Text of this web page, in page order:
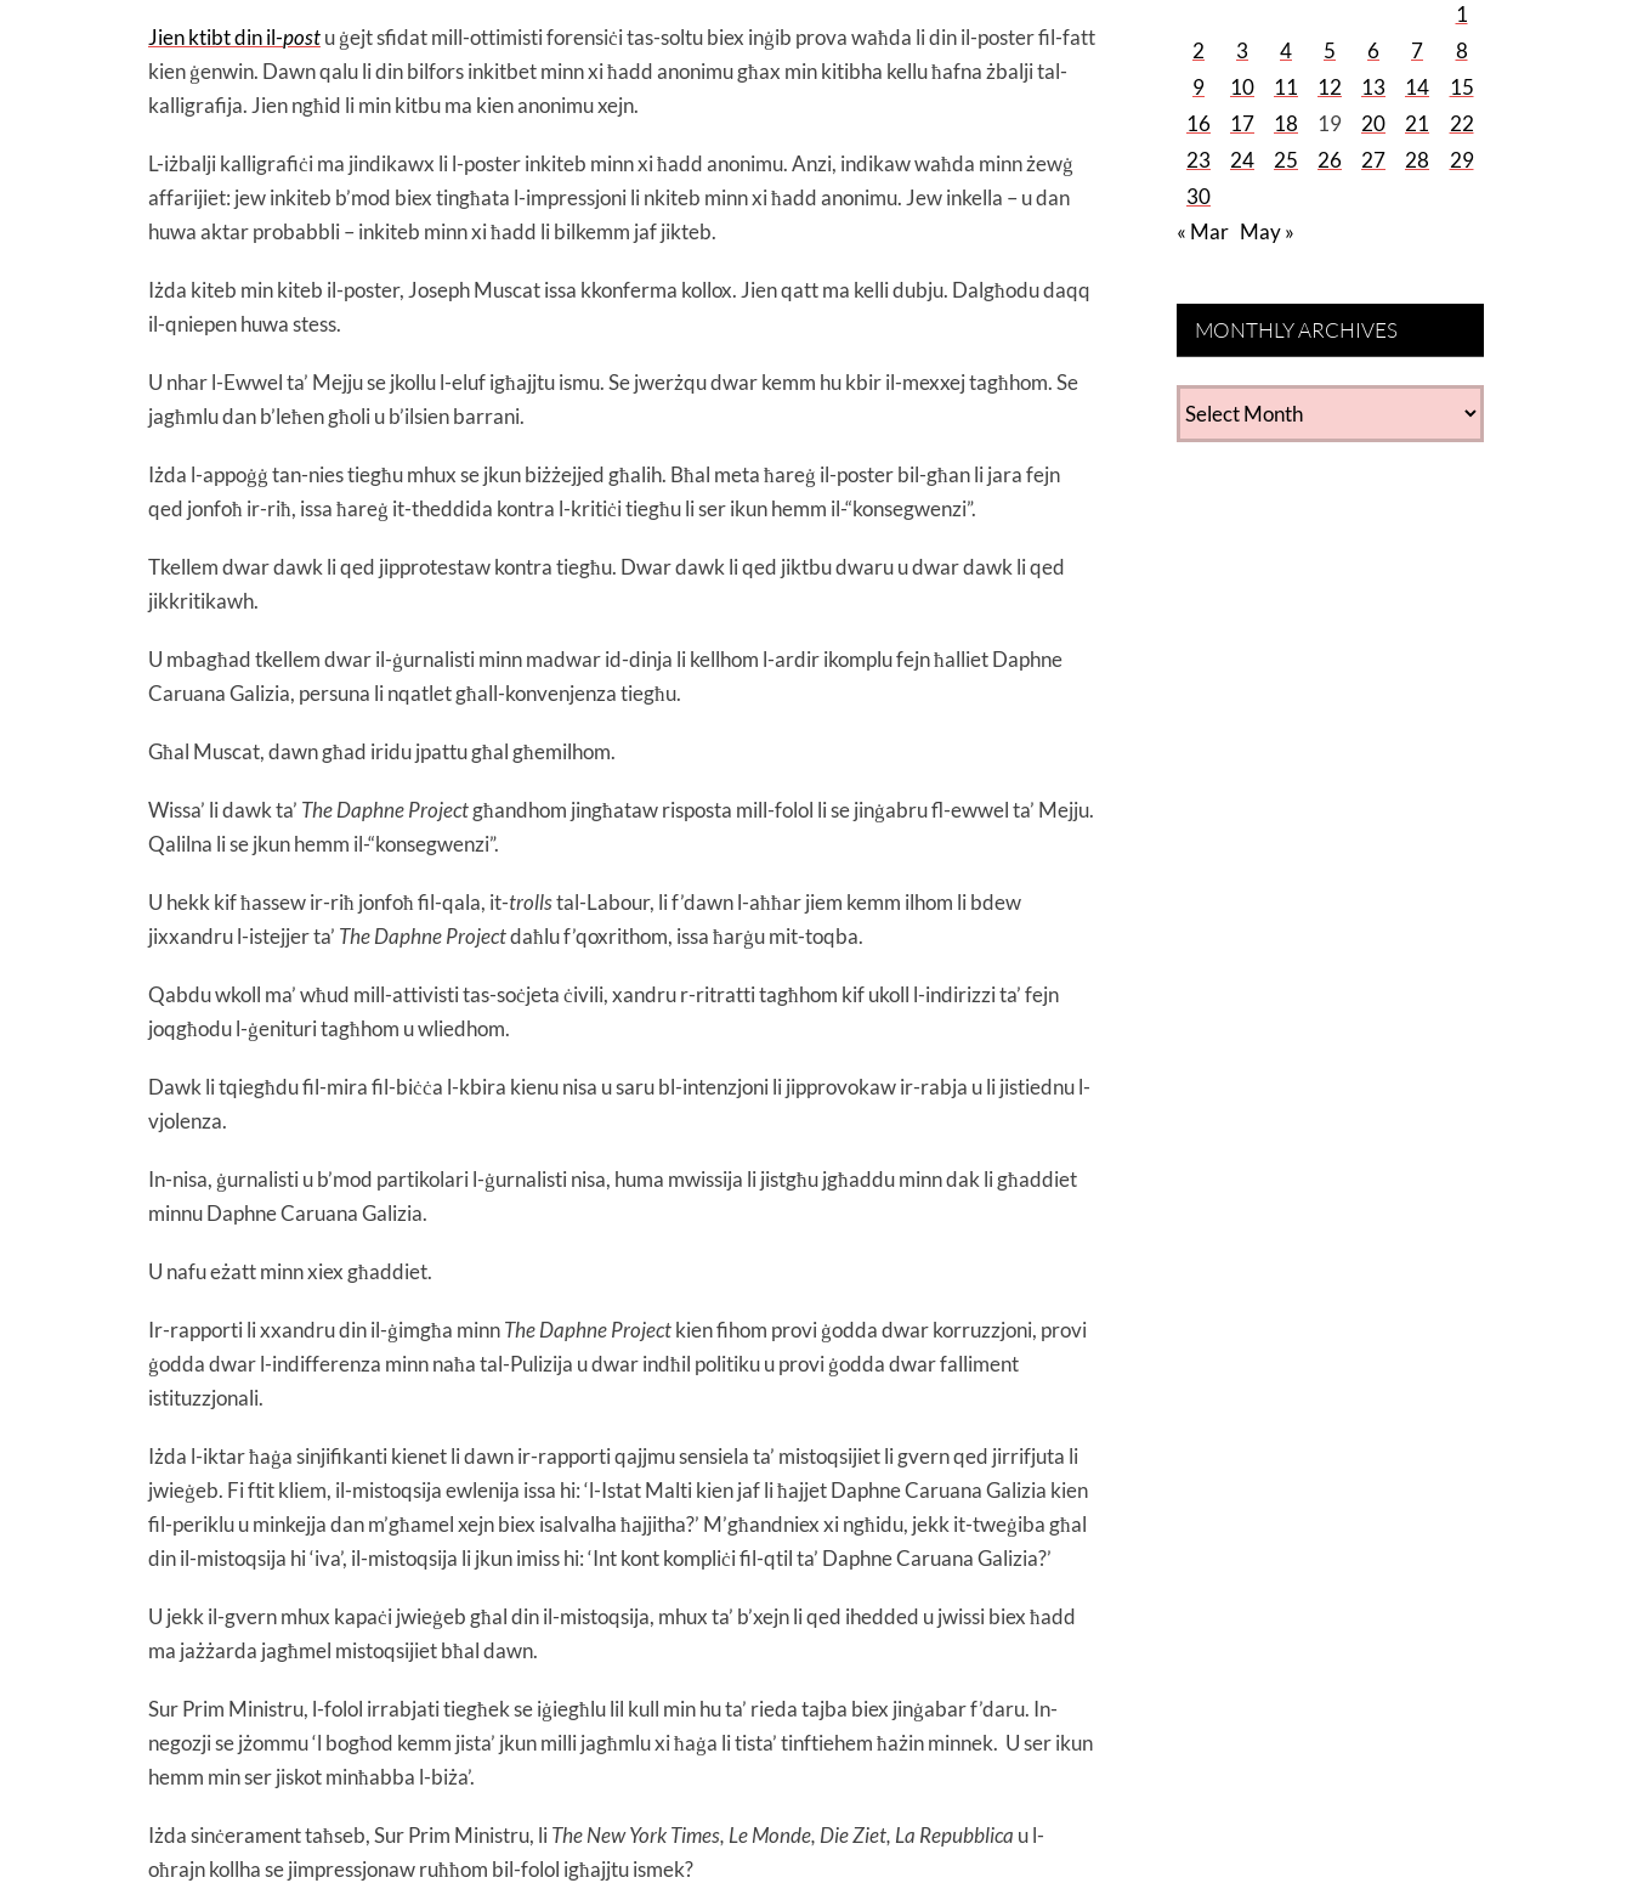
Jien ktibt din il-postu ġejt sfidat mill-ottimisti forensiċi tas-soltu biex inġib prova waħda li din il-poster fil-fatt
kien ġenwin. Dawn qalu li din bilfors inkitbet minn xi ħadd anonimu għax min kitibha kellu ħafna żbalji tal-
kalligrafija. Jien ngħid li min kitbu ma kien anonimu xejn.
L-iżbalji kalligrafiċi ma jindikawx li l-poster inkiteb minn xi ħadd anonimu. Anzi, indikaw waħda minn żewġ
affarijiet: jew inkiteb b’mod biex tingħata l-impressjoni li nkiteb minn xi ħadd anonimu. Jew inkella – u dan
huwa aktar probabbli – inkiteb minn xi ħadd li bilkemm jaf jikteb.
Iżda kiteb min kiteb il-poster, Joseph Muscat issa kkonferma kollox. Jien qatt ma kelli dubju. Dalgħodu daqq
il-qniepen huwa stess.
U nhar l-Ewwel ta’ Mejju se jkollu l-eluf igħajjtu ismu. Se jwerżqu dwar kemm hu kbir il-mexxej tagħhom. Se
jagħmlu dan b’leħen għoli u b’ilsien barrani.
Iżda l-appoġġ tan-nies tiegħu mhux se jkun biżżejjed għalih. Bħal meta ħareġ il-poster bil-għan li jara fejn
qed jonfoħ ir-riħ, issa ħareġ it-theddida kontra l-kritiċi tiegħu li ser ikun hemm il-“konsegwenzi”.
Tkellem dwar dawk li qed jipprotestaw kontra tiegħu. Dwar dawk li qed jiktbu dwaru u dwar dawk li qed
jikkritikawh.
U mbagħad tkellem dwar il-ġurnalisti minn madwar id-dinja li kellhom l-ardir ikomplu fejn ħalliet Daphne
Caruana Galizia, persuna li nqatlet għall-konvenjenza tiegħu.
Għal Muscat, dawn għad iridu jpattu għal għemilhom.
Wissa’ li dawk ta’ The Daphne Projectgħandhom jingħataw risposta mill-folol li se jinġabru fl-ewwel ta’ Mejju.
Qalilna li se jkun hemm il-“konsegwenzi”.
U hekk kif ħassew ir-riħ jonfoħ fil-qala, it-trollstal-Labour, li f’dawn l-aħħar jiem kemm ilhom li bdew
jixxandru l-istejjer ta’ The Daphne Projectdaħlu f’qoxrithom, issa ħarġu mit-toqba.
Qabdu wkoll ma’ wħud mill-attivisti tas-soċjeta ċivili, xandru r-ritratti tagħhom kif ukoll l-indirizzi ta’ fejn
joqgħodu l-ġenituri tagħhom u wliedhom.
Dawk li tqiegħdu fil-mira fil-biċċa l-kbira kienu nisa u saru bl-intenzjoni li jipprovokaw ir-rabja u li jistiednu l-
vjolenza.
In-nisa, ġurnalisti u b’mod partikolari l-ġurnalisti nisa, huma mwissija li jistgħu jgħaddu minn dak li għaddiet
minnu Daphne Caruana Galizia.
U nafu eżatt minn xiex għaddiet.
Ir-rapporti li xxandru din il-ġimgħa minnThe Daphne Projectkien fihom provi ġodda dwar korruzzjoni, provi
ġodda dwar l-indifferenza minn naħa tal-Pulizija u dwar indħil politiku u provi ġodda dwar falliment
istituzzjonali.
Iżda l-iktar ħaġa sinjifikanti kienet li dawn ir-rapporti qajjmu sensiela ta’ mistoqsijiet li gvern qed jirrifjuta li
jwieġeb. Fi ftit kliem, il-mistoqsija ewlenija issa hi: ‘l-Istat Malti kien jaf li ħajjet Daphne Caruana Galizia kien
fil-periklu u minkejja dan m’għamel xejn biex isalvalha ħajjitha?’ M’għandniex xi ngħidu, jekk it-tweġiba għal
din il-mistoqsija hi ‘iva’, il-mistoqsija li jkun imiss hi: ‘Int kont kompliċi fil-qtil ta’ Daphne Caruana Galizia?’
U jekk il-gvern mhux kapaċi jwieġeb għal din il-mistoqsija, mhux ta’ b’xejn li qed ihedded u jwissi biex ħadd
ma jażżarda jagħmel mistoqsijiet bħal dawn.
Sur Prim Ministru, l-folol irrabjati tiegħek se iġiegħlu lil kull min hu ta’ rieda tajba biex jinġabar f’daru. In-
negozji se jżommu ‘l bogħod kemm jista’ jkun milli jagħmlu xi ħaġa li tista’ tinftiehem ħażin minnek. U ser ikun
hemm min ser jiskot minħabba l-biża’.
Iżda sinċerament taħseb, Sur Prim Ministru, liThe New York Times, Le Monde, Die Ziet, La Repubblica u l-
oħrajn kollha se jimpressjonaw ruħħom bil-folol igħajjtu ismek?
1
2
3 4 5 6 7
8
9
10 11 12 13 14
15
16
17 18 19 20 21
22
23
24 25 26 27 28
29
30
« Mar May »
MONTHLY ARCHIVES
MONTHLY
ARCHIVES